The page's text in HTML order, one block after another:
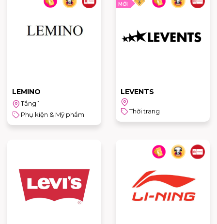
LEMINO
Tầng 1
Phụ kiện & Mỹ phẩm
MỚI
LEVENTS
Thời trang